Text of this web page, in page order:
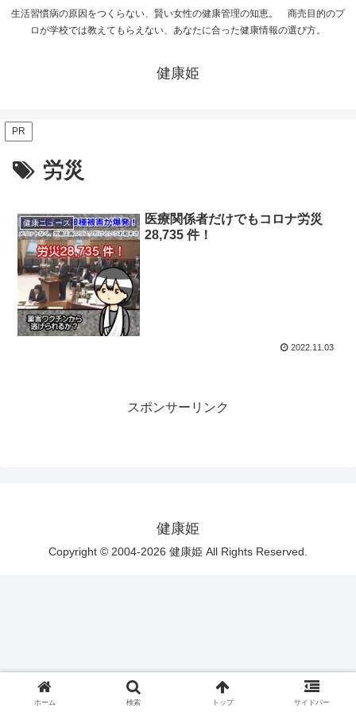
生活習慣病の原因をつくらない、賢い女性の健康管理の知恵。 商売目的のプ
ロが学校では教えてもらえない、あなたに合った健康情報の選び方。
健康姫
PR
労災
健康ニュース
医療関係者だけでもコロナ労災
28,735 件！
2022.11.03
スポンサーリンク
健康姫
Copyright © 2004-2026 健康姫 All Rights Reserved.
ホーム 検索 トップ サイドバー